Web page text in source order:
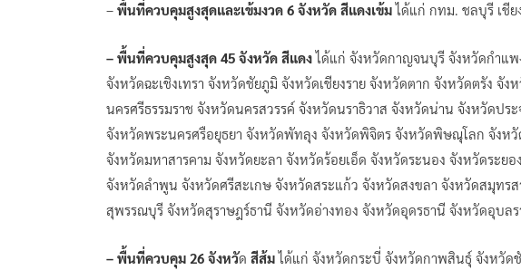
– พื้นที่ควบคุมสูงสุดและเข้มงวด 6 จังหวัด สีแดงเข้มได้แก่ กทม. ชลบุรี เชี
– พื้นที่ควบคุมสูงสุด 45 จังหวัด สีแดงได้แก่ จังหวัดกาญจนบุรี จังหวัดกำแ
จังหวัดฉะเชิงเทรา จังหวัดชัยภูมิ จังหวัดเชียงราย จังหวัดตาก จังหวัดตรัง จั
นครศรีธรรมราช จังหวัดนครสวรรค์ จังหวัดนราธิวาส จังหวัดน่าน จังหวัดป
จังหวัดพระนครศรือยุธยา จังหวัดพัทลุง จังหวัดพิจิตร จังหวัดพิษณุโลก จังห
จังหวัดมหาสารคาม จังหวัดยะลา จังหวัดร้อยเอ็ด จังหวัดระนอง จังหวัดระย
จังหวัดลำพูน จังหวัดศรีสะเกษ จังหวัดสระแก้ว จังหวัดสงขลา จังหวัดสมุทร
สุพรรณบุรี จังหวัดสุราษฎร์ธานี จังหวัดอ่างทอง จังหวัดอุดรธานี จังหวัดอุบลร
– พื้นที่ควบคุม 26 จังหวัด สีส้มได้แก่ จังหวัดกระบี่ จังหวัดกาพสินธุ์ จังหวัด